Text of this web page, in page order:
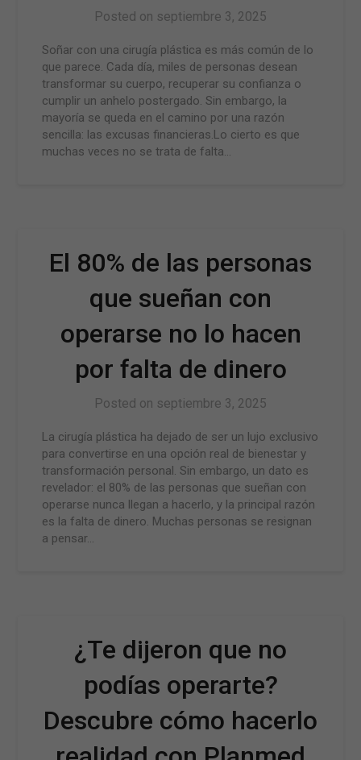
Posted on septiembre 3, 2025
Soñar con una cirugía plástica es más común de lo
que parece. Cada día, miles de personas desean
transformar su cuerpo, recuperar su confianza o
cumplir un anhelo postergado. Sin embargo, la
mayoría se queda en el camino por una razón
sencilla: las excusas financieras.Lo cierto es que
muchas veces no se trata de falta…
El 80% de las personas
que sueñan con
operarse no lo hacen
por falta de dinero
Posted on septiembre 3, 2025
La cirugía plástica ha dejado de ser un lujo exclusivo
para convertirse en una opción real de bienestar y
transformación personal. Sin embargo, un dato es
revelador: el 80% de las personas que sueñan con
operarse nunca llegan a hacerlo, y la principal razón
es la falta de dinero. Muchas personas se resignan
a pensar…
¿Te dijeron que no
podías operarte?
Descubre cómo hacerlo